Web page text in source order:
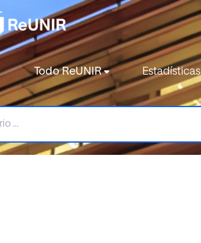
Todo ReUNIR Estadísticas